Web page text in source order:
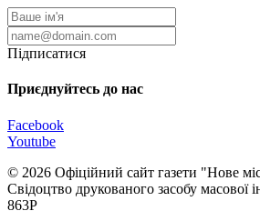
Підписатися
Приєднуйтесь до нас
Facebook
Youtube
© 2026 Офіційний сайт газети "Нове
Свідоцтво друкованого засобу масової
863Р